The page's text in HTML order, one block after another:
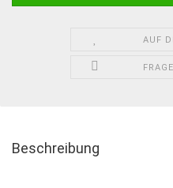
AUF
Beschreibung